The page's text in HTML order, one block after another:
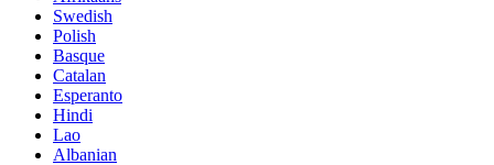
Swedish
Polish
Basque
Catalan
Esperanto
Hindi
Lao
Albanian